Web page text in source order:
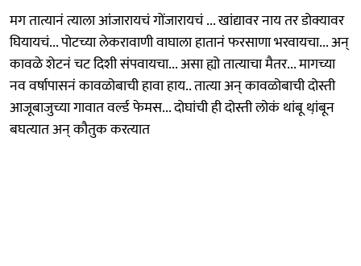
मग तात्यानं त्याला आंजारायचं गोंजारायचं ... खांद्यावर नाय तर डोक्यावर
घियायचं... पोटच्या लेकरावाणी वाघाला हातानं फरसाणा भरवायचा... अन्
कावळे शेटनं चट दिशी संपवायचा... असा ह्यो तात्याचा मैतर... मागच्या
नव वर्षापासनं कावळोबाची हावा हाय.. तात्या अन् कावळोबाची दोस्ती
आजूबाजुच्या गावात वर्ल्ड फेमस... दोघांची ही दोस्ती लोकं थांबू था़ंबून
बघत्यात अन् कौतुक करत्यात